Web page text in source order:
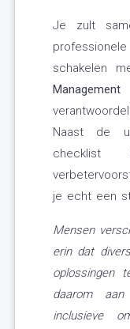
Je zult
schakelen
Management
Naast de
je echt een
Mensen
erin dat
oplossingen
daarom
inclusieve